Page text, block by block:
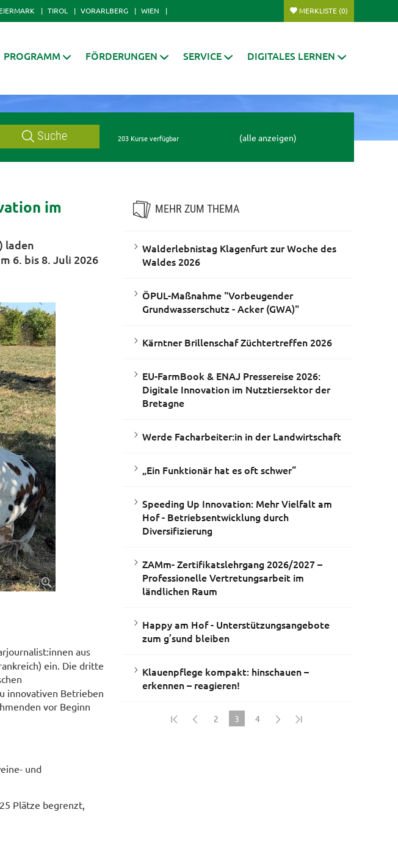
TIROL VORARLBERG WIEN MERKLISTE (0)
PROGRAMM FÖRDERUNGEN SERVICE DIGITALES LERNEN
Suche 203 Kurse verfügbar (alle anzeigen)
im
laden
6. bis 8. Juli 2026
aus
ein. Die dritte
innovativen Betrieben
vor Beginn
und
Plätze begrenzt,
MEHR ZUM THEMA
Walderlebnistag Klagenfurt zur Woche des
Waldes 2026
ÖPUL-Maßnahme "Vorbeugender
Grundwasserschutz - Acker (GWA)"
Kärntner Brillenschaf Züchtertreffen 2026
EU-FarmBook & ENAJ Pressereise 2026:
Digitale Innovation im Nutztiersektor der
Bretagne
Werde Facharbeiter:in in der Landwirtschaft
„Ein Funktionär hat es oft schwer“
Speeding Up Innovation: Mehr Vielfalt am
Hof - Betriebsentwicklung durch
Diversifizierung
ZAMm- Zertifikatslehrgang 2026/2027 –
Professionelle Vertretungsarbeit im
ländlichen Raum
Happy am Hof - Unterstützungsangebote
zum g’sund bleiben
Klauenpflege kompakt: hinschauen –
erkennen – reagieren!
2
3
4